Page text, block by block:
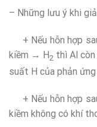
– Những lưu ý khi
+ Nếu hỗn hợp
kiềm → H2 thì Al
suất H của phản
+ Nếu hỗn hợp
kiềm không có khí